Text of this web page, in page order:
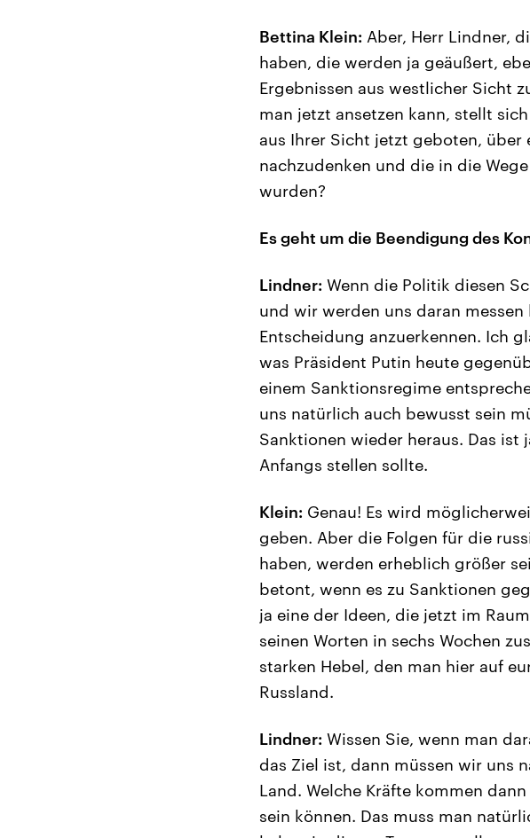
Bettina Klein: Aber, Herr Lindner,
haben, die werden ja geäußert,
Ergebnissen aus westlicher Sicht
man jetzt ansetzen kann, stellt
aus Ihrer Sicht jetzt geboten, über
nachzudenken und die in die
wurden?
Es geht um die Beendigung des
Lindner: Wenn die Politik diesen
und wir werden uns daran
Entscheidung anzuerkennen. Ich
was Präsident Putin heute
einem Sanktionsregime
uns natürlich auch bewusst sein
Sanktionen wieder heraus. Das
Anfangs stellen sollte.
Klein: Genau! Es wird
geben. Aber die Folgen für die
haben, werden erheblich größer
betont, wenn es zu Sanktionen
ja eine der Ideen, die jetzt im
seinen Worten in sechs Wochen
starken Hebel, den man hier auf
Russland.
Lindner: Wissen Sie, wenn man
das Ziel ist, dann müssen wir uns
Land. Welche Kräfte kommen
sein können. Das muss man